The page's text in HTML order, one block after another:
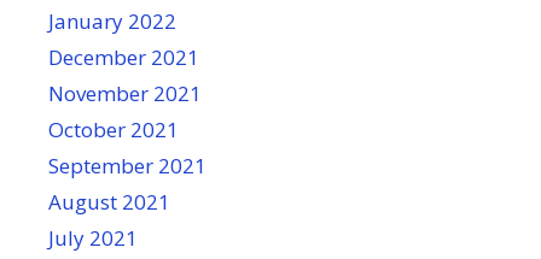
January 2022
December 2021
November 2021
October 2021
September 2021
August 2021
July 2021